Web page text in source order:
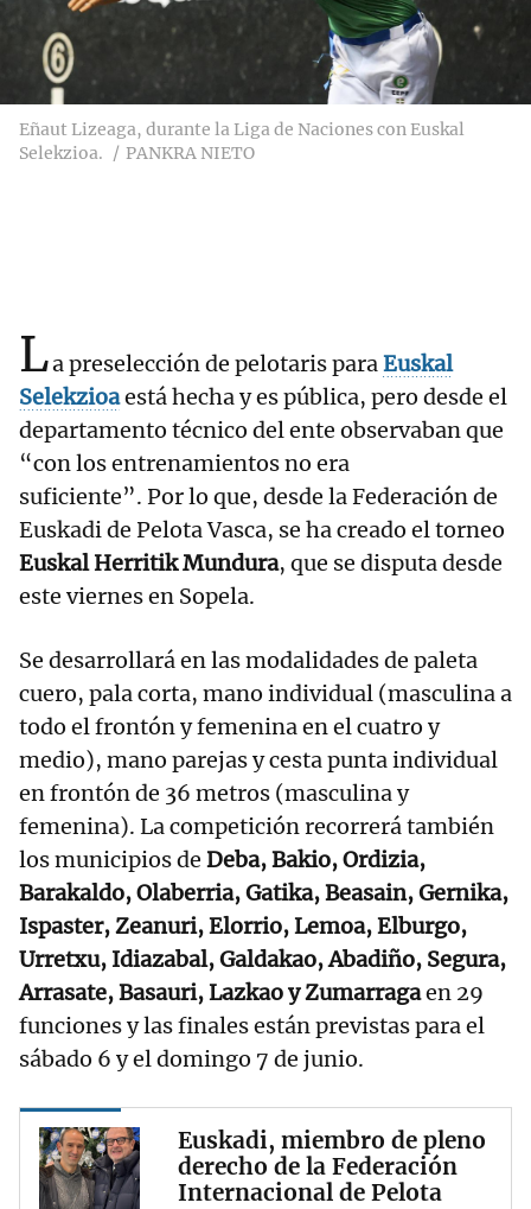
Eñaut Lizeaga, durante la Liga de Naciones con Euskal
Selekzioa.
PANKRA NIETO
La preselección de pelotaris paraEuskal
Selekzioaestá hecha y es pública, pero desde el
departamento técnico del ente observaban que
“con los entrenamientos no era
suficiente”. Por lo que, desde la Federación de
Euskadi de Pelota Vasca, se ha creado el torneo
Euskal Herritik Mundura, que se disputa desde
este viernes en Sopela.
Se desarrollará en las modalidades de paleta
cuero, pala corta, mano individual (masculina a
todo el frontón y femenina en el cuatro y
medio), mano parejas y cesta punta individual
en frontón de 36 metros (masculina y
femenina). La competición recorrerá también
los municipios de Deba, Bakio, Ordizia,
Barakaldo, Olaberria, Gatika, Beasain, Gernika,
Ispaster, Zeanuri, Elorrio, Lemoa, Elburgo,
Urretxu, Idiazabal, Galdakao, Abadiño, Segura,
Arrasate, Basauri, Lazkao y Zumarragaen 29
funciones y las finales están previstas para el
sábado 6 y el domingo 7 de junio.
Euskadi, miembro de pleno
derecho de la Federación
Internacional de Pelota